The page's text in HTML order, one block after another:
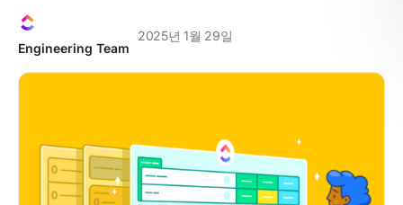
Engineering Team
2025년 1월 29일